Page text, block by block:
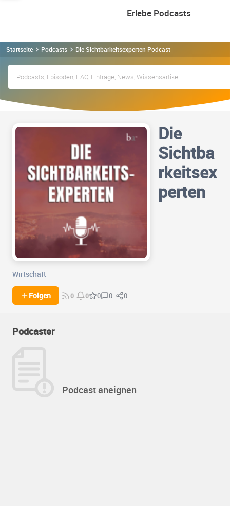
Erlebe Podcasts
Startseite Podcasts Die Sichtbarkeitsexperten Podcast
Die
Sichtba
rkeitsex
perten
Wirtschaft
Folgen 0 0 0 0 0
Podcaster
Podcast aneignen